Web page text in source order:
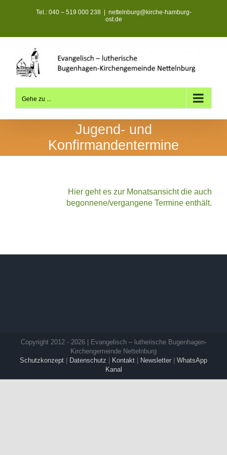
Tel.: 040 – 519 000 238
nettelnburg@kirche-hamburg-
ost.de
Gehe zu ...
Jugend- und
Konfirmandentermine
Hier geht es zur Monatsansicht die auch
begonnene/vergangene Termine enthält.
Copyright 2012 - 2026 | Evangelisch – lutherische Bugenhagen-
Kirchengemeinde Nettelnburg
Schutzkonzept | Datenschutz | Kontakt | Newsletter | WhatsApp
Kanal